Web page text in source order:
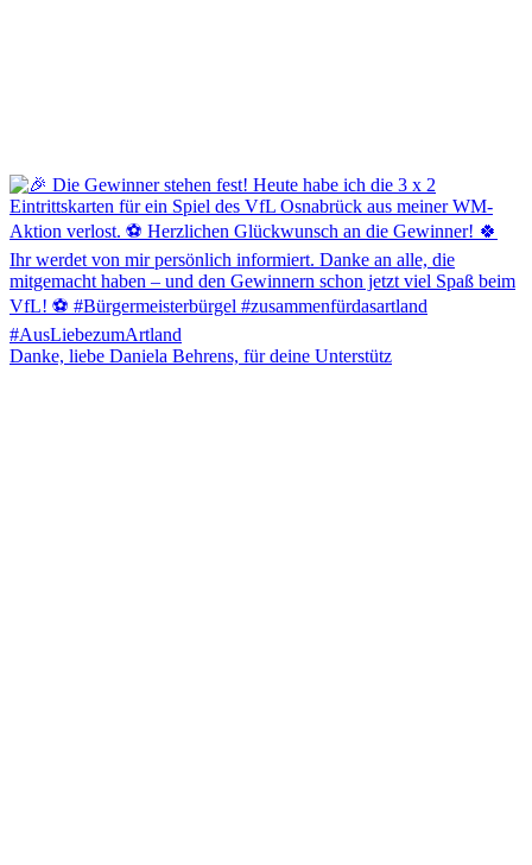
Danke, liebe Daniela Behrens, für deine Unterstütz